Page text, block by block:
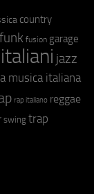
country
funk fusion garage
italiani jazz
musica italiana
rap italiano reggae
swing trap